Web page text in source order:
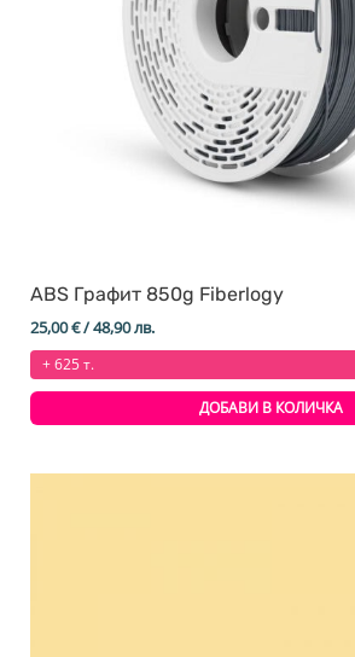
ABS Графит 850g Fiberlogy
25,00€/ 48,90 лв.
+ 625 т.
ДОБАВИ В КОЛИЧКА